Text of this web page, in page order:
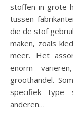
stoffen in grote
tussen
die de stof
maken, zoals
meer. Het
enorm
groothandel.
specifiek type
anderen…